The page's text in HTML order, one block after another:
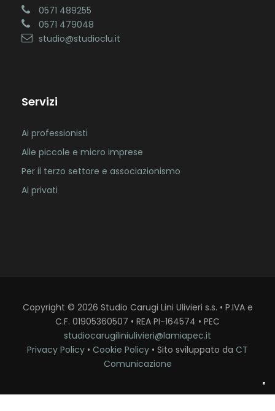
0571 489255
0571 479048
studio@studioclu.it
Servizi
Ai professionisti
Alle piccole e micro imprese
Per il terzo settore e associazionismo
Ai privati
Copyright © 2026 Studio Carugi Lini Ulivieri s.s. • P.IVA e
C.F. 01905360507 • REA PI-164574 • PEC
studiocarugiliniulivieri@lamiapec.it
Privacy Policy • Cookie Policy • Sito sviluppato da CT
Comunicazione